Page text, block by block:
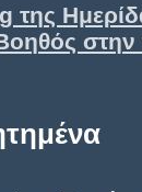
της
στην